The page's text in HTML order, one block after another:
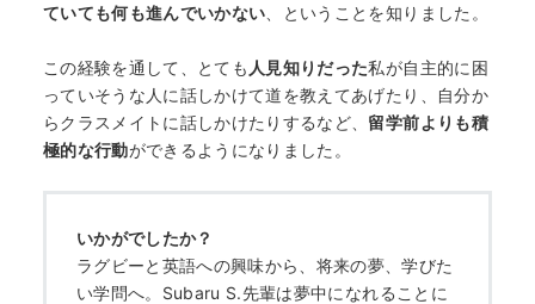
ていても何も進んでいかない 、ということを知りました。
この経験を通して、とても 人見知りだった私が自主的に困
っていそうな人に話しかけて道を教えてあげたり、自分か
らクラスメイトに話しかけたりするなど、 留学前よりも積
極的な行動ができるようになりました。
いかがでしたか？
ラグビーと英語への興味から、将来の夢、学びた
い学問へ。Subaru S.先輩は夢中になれることに